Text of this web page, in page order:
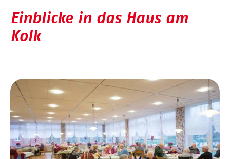
Einblicke in das Haus am
Kolk